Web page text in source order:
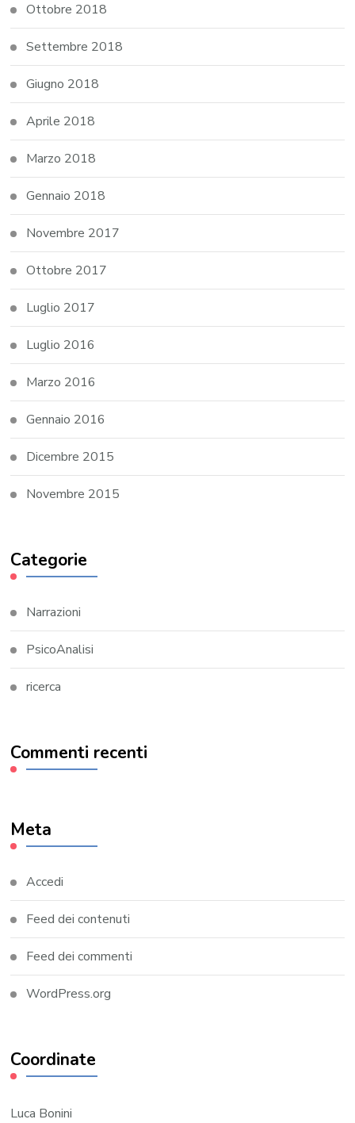
Ottobre 2018
Settembre 2018
Giugno 2018
Aprile 2018
Marzo 2018
Gennaio 2018
Novembre 2017
Ottobre 2017
Luglio 2017
Luglio 2016
Marzo 2016
Gennaio 2016
Dicembre 2015
Novembre 2015
Categorie
Narrazioni
PsicoAnalisi
ricerca
Commenti recenti
Meta
Accedi
Feed dei contenuti
Feed dei commenti
WordPress.org
Coordinate
Luca Bonini